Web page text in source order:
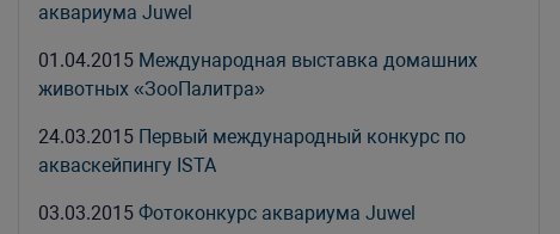
аквариума Juwel
01.04.2015 Международная выставка домашних
животных «ЗооПалитра»
24.03.2015 Первый международный конкурс по
акваскейпингу ISTA
03.03.2015Фотоконкурс аквариума Juwel